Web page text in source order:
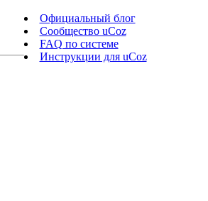
Официальный блог
Сообщество uCoz
FAQ по системе
Инструкции для uCoz